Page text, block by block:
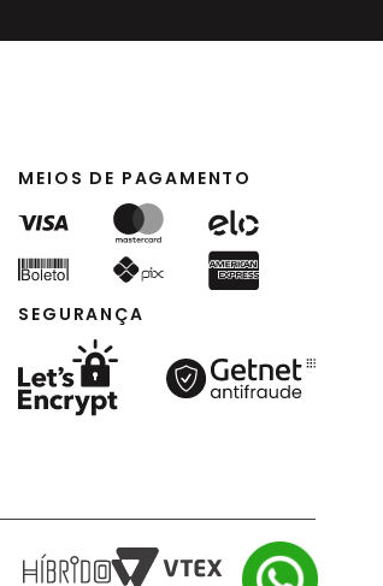
MEIOS DE PAGAMENTO
SEGURANÇA